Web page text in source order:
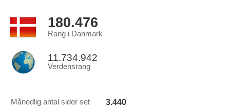
180.476
Rang i Danmark
11.734.942
Verdensrang
Månedlig antal sider set 3.440